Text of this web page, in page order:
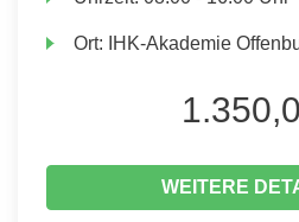
Ort: IHK-Akademie
WEITERE